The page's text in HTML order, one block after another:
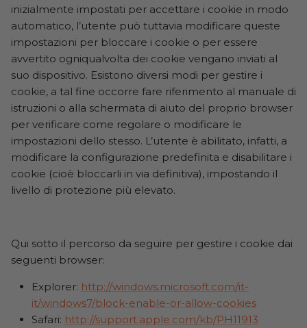
inizialmente impostati per accettare i cookie in modo
automatico, l’utente può tuttavia modificare queste
impostazioni per bloccare i cookie o per essere
avvertito ogniqualvolta dei cookie vengano inviati al
suo dispositivo. Esistono diversi modi per gestire i
cookie, a tal fine occorre fare riferimento al manuale di
istruzioni o alla schermata di aiuto del proprio browser
per verificare come regolare o modificare le
impostazioni dello stesso. L’utente è abilitato, infatti, a
modificare la configurazione predefinita e disabilitare i
cookie (cioè bloccarli in via definitiva), impostando il
livello di protezione più elevato.
Qui sotto il percorso da seguire per gestire i cookie dai
seguenti browser:
Explorer: http://windows.microsoft.com/it-
it/windows7/block-enable-or-allow-cookies
Safari: http://support.apple.com/kb/PH11913